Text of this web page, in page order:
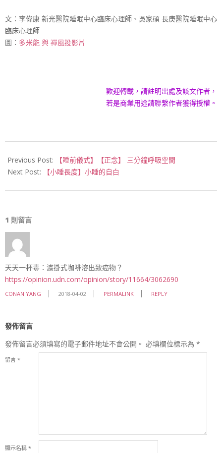
文：李偉康 新光醫院睡眠中心臨床心理師、吳家碩 長庚醫院睡眠中心
臨床心理師
圖： 多米能 與 禪風投影片
歡迎轉載，請註明出處及該文作者，
若是商業用途請聯繫作者獲得授權。
01-
03
Previous Post:
【睡前儀式】【正念】 三分鐘呼吸空間
Next Post:
【小睡長度】小睡的自白
1 則留言
天天一杯毒：濾掛式咖啡溶出致癌物？
https://opinion.udn.com/opinion/story/11664/3062690
CONAN YANG 2018-04-02 PERMALINK REPLY
發佈留言
發佈留言必須填寫的電子郵件地址不會公開。 必填欄位標示為 *
留言 *
顯示名稱 *